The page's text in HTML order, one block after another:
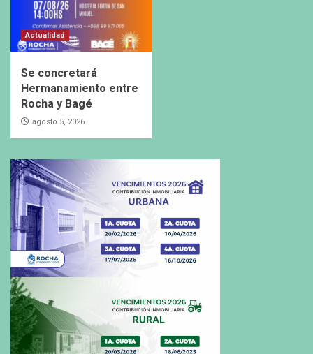
Actualidad
Se concretará
Hermanamiento entre
Rocha y Bagé
agosto 5, 2026